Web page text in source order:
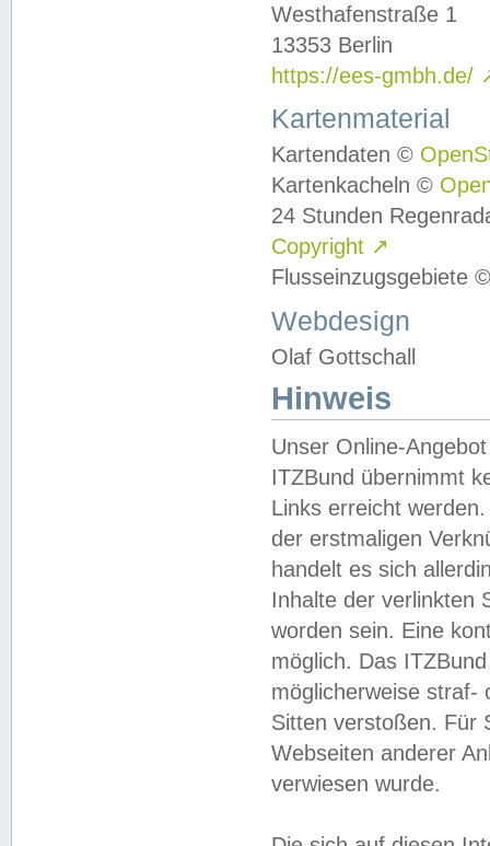
Westhafenstraße 1
13353 Berlin
https://ees-gmbh.de/
Kartenmaterial
Kartendaten ©
Kartenkacheln ©
24 Stunden
Copyright ↗
Flusseinzugsgebiete
Webdesign
Olaf Gottschall
Hinweis
Unser Online-
ITZBund übernimmt
Links erreicht
der erstmaligen
handelt es sich
Inhalte der verlinkten
worden sein. Eine
möglich. Das
möglicherweise straf-
Sitten verstoßen. Für
Webseiten anderer
verwiesen wurde.